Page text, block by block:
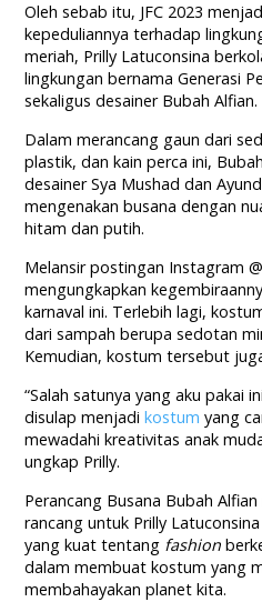
Oleh sebab itu, JFC 2023
kepeduliannya terhadap
meriah, Prilly Latuconsina
lingkungan bernama Generasi
sekaligus desainer Bubah Alfian.
Dalam merancang gaun dari
plastik, dan kain perca ini,
desainer Sya Mushad dan
mengenakan busana dengan
hitam dan putih.
Melansir postingan Instagram
mengungkapkan
karnaval ini. Terlebih lagi,
dari sampah berupa sedotan
Kemudian, kostum tersebut
“Salah satunya yang aku pakai
disulap menjadikostum yang
mewadahi kreativitas anak
ungkap Prilly.
Perancang Busana Bubah
rancang untuk Prilly
yang kuat tentang fashion
dalam membuat kostum yang
membahayakan planet kita.